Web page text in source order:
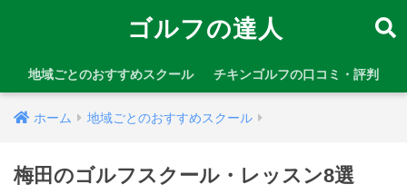
ゴルフの達人
地域ごとのおすすめスクール チキンゴルフの口コミ・評判
ホーム 地域ごとのおすすめスクール
梅田のゴルフスクール・レッスン8選